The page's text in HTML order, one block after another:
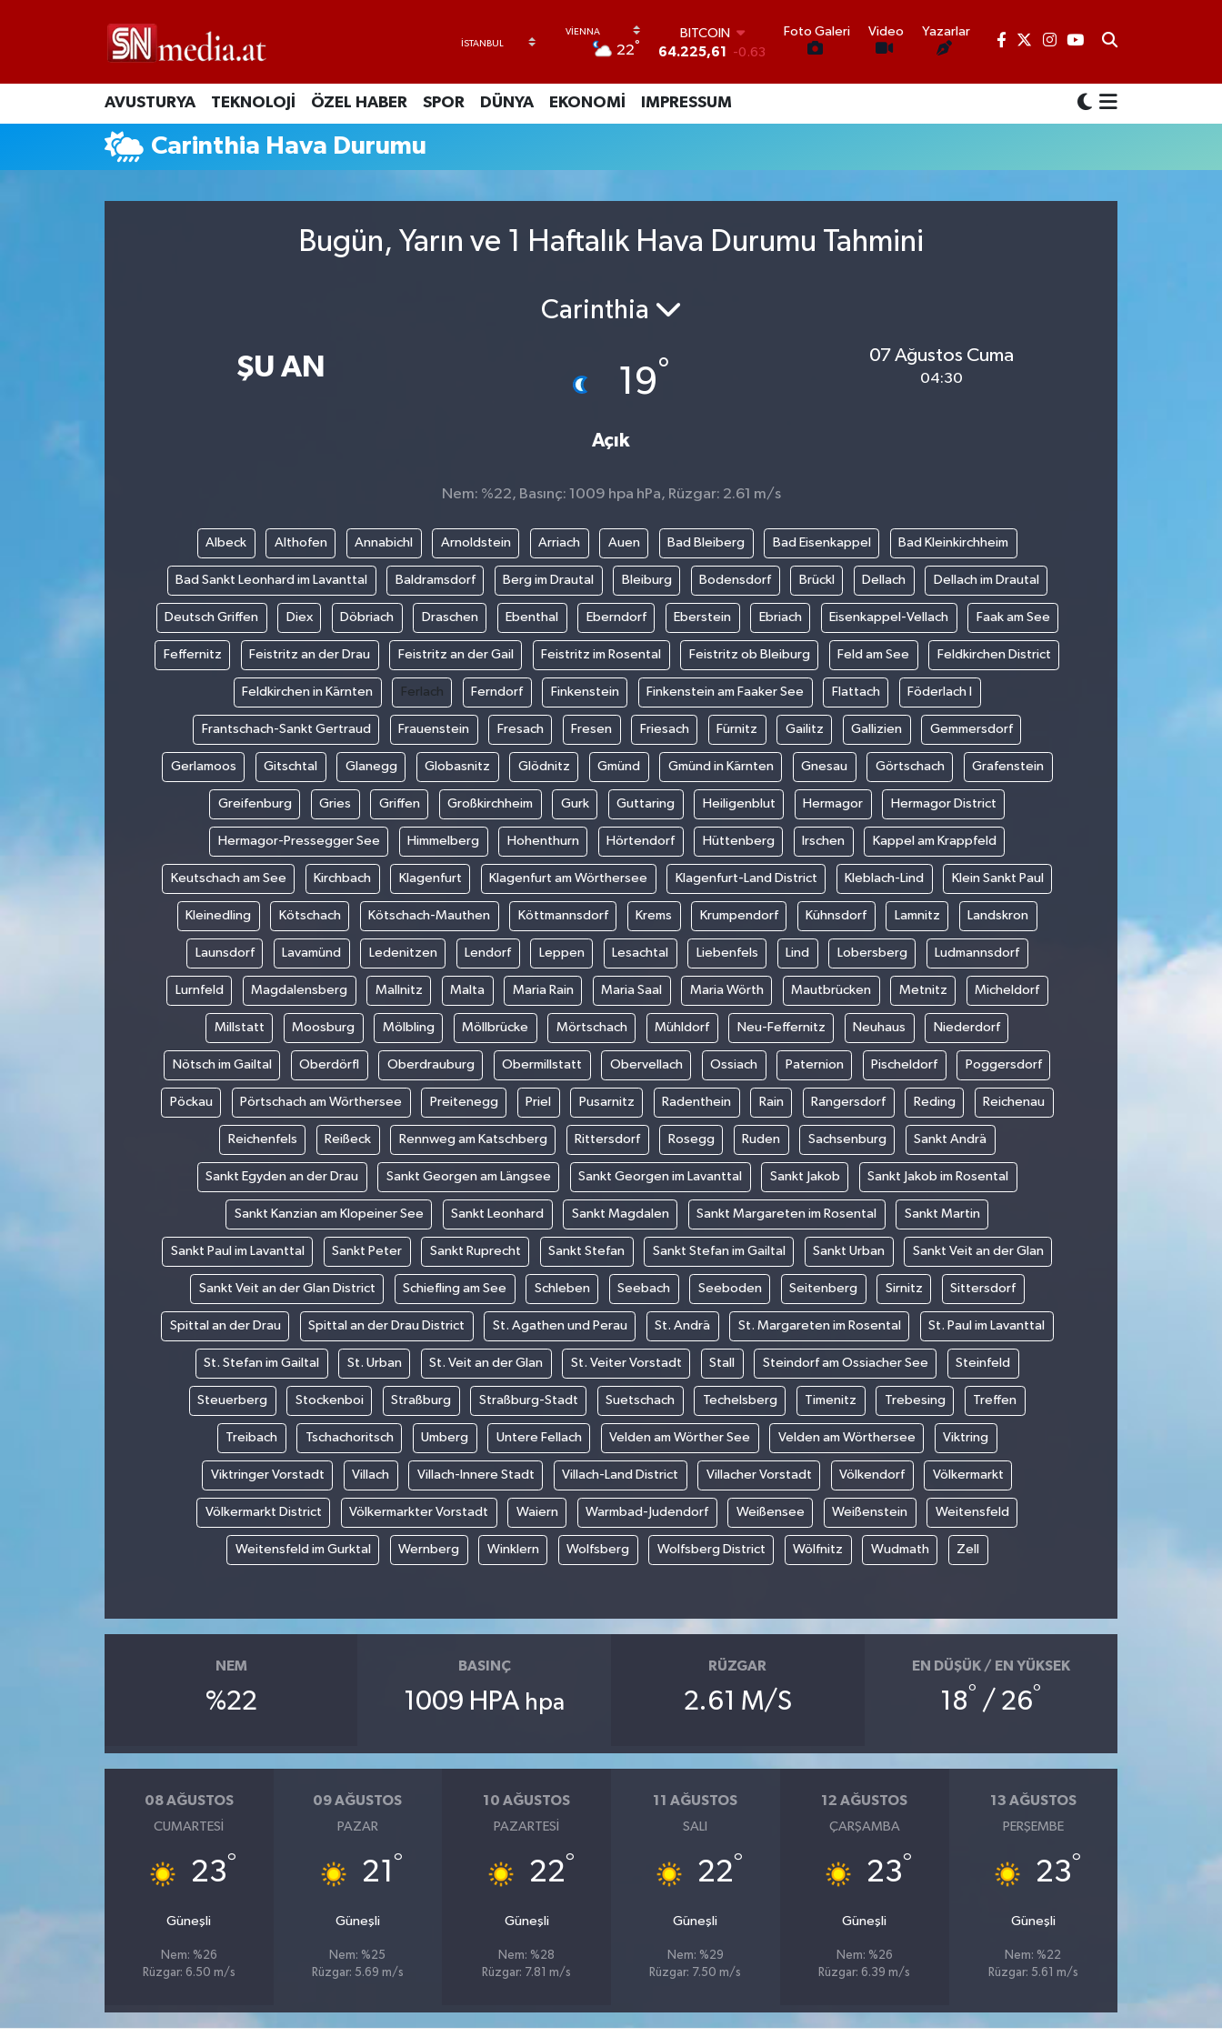
22°
BITCOIN
64.225,61
-0.63
EURO
6510.40 0.45
13.799
70
Foto Galeri Video Yazarlar
AVUSTURYA TEKNOLOJİ ÖZEL HABER SPOR DÜNYA EKONOMİ IMPRESSUM
Carinthia Hava Durumu
Bugün, Yarın ve 1 Haftalık Hava Durumu Tahmini
ŞU AN
Carinthia
19°
Açık
07 Ağustos Cuma
04:30
Nem: %22, Basınç: 1009 hpa hPa, Rüzgar: 2.61 m/s
Albeck Althofen Annabichl Arnoldstein Arriach Auen Bad Bleiberg Bad Eisenkappel Bad Kleinkirchheim
Bad Sankt Leonhard im Lavanttal Baldramsdorf Berg im Drautal Bleiburg Bodensdorf Brückl Dellach Dellach im Drautal
Deutsch Griffen Diex Döbriach Draschen Ebenthal Eberndorf Eberstein Ebriach Eisenkappel-Vellach Faak am See
Feffernitz Feistritz an der Drau Feistritz an der Gail Feistritz im Rosental Feistritz ob Bleiburg Feld am See Feldkirchen District
Feldkirchen in Kärnten Ferlach Ferndorf Finkenstein Finkenstein am Faaker See Flattach Föderlach I
Frantschach-Sankt Gertraud Frauenstein Fresach Fresen Friesach Fürnitz Gailitz Gallizien Gemmersdorf
Gerlamoos Gitschtal Glanegg Globasnitz Glödnitz Gmünd Gmünd in Kärnten Gnesau Görtschach Grafenstein
Greifenburg Gries Griffen Großkirchheim Gurk Guttaring Heiligenblut Hermagor Hermagor District
Hermagor-Pressegger See Himmelberg Hohenthurn Hörtendorf Hüttenberg Irschen Kappel am Krappfeld
Keutschach am See Kirchbach Klagenfurt Klagenfurt am Wörthersee Klagenfurt-Land District Kleblach-Lind Klein Sankt Paul
Kleinedling Kötschach Kötschach-Mauthen Köttmannsdorf Krems Krumpendorf Kühnsdorf Lamnitz Landskron
Launsdorf Lavamünd Ledenitzen Lendorf Leppen Lesachtal Liebenfels Lind Lobersberg Ludmannsdorf
Lurnfeld Magdalensberg Mallnitz Malta Maria Rain Maria Saal Maria Wörth Mautbrücken Metnitz Micheldorf
Millstatt Moosburg Mölbling Möllbrücke Mörtschach Mühldorf Neu-Feffernitz Neuhaus Niederdorf
Nötsch im Gailtal Oberdörfl Oberdrauburg Obermillstatt Obervellach Ossiach Paternion Pischeldorf Poggersdorf
Pöckau Pörtschach am Wörthersee Preitenegg Priel Pusarnitz Radenthein Rain Rangersdorf Reding Reichenau
Reichenfels Reißeck Rennweg am Katschberg Rittersdorf Rosegg Ruden Sachsenburg Sankt Andrä
Sankt Egyden an der Drau Sankt Georgen am Längsee Sankt Georgen im Lavanttal Sankt Jakob Sankt Jakob im Rosental
Sankt Kanzian am Klopeiner See Sankt Leonhard Sankt Magdalen Sankt Margareten im Rosental Sankt Martin
Sankt Paul im Lavanttal Sankt Peter Sankt Ruprecht Sankt Stefan Sankt Stefan im Gailtal Sankt Urban Sankt Veit an der Glan
Sankt Veit an der Glan District Schiefling am See Schleben Seebach Seeboden Seitenberg Sirnitz Sittersdorf
Spittal an der Drau Spittal an der Drau District St. Agathen und Perau St. Andrä St. Margareten im Rosental St. Paul im Lavanttal
St. Stefan im Gailtal St. Urban St. Veit an der Glan St. Veiter Vorstadt Stall Steindorf am Ossiacher See Steinfeld
Steuerberg Stockenboi Straßburg Straßburg-Stadt Suetschach Techelsberg Timenitz Trebesing Treffen
Treibach Tschachoritsch Umberg Untere Fellach Velden am Wörther See Velden am Wörthersee Viktring
Viktringer Vorstadt Villach Villach-Innere Stadt Villach-Land District Villacher Vorstadt Völkendorf Völkermarkt
Völkermarkt District Völkermarkter Vorstadt Waiern Warmbad-Judendorf Weißensee Weißenstein Weitensfeld
Weitensfeld im Gurktal Wernberg Winklern Wolfsberg Wolfsberg District Wölfnitz Wudmath Zell
NEM
%22
BASINÇ
1009 HPA hpa
RÜZGAR
2.61 M/S
EN DÜŞÜK / EN YÜKSEK
18° / 26°
08 AĞUSTOS
CUMARTESI
23°
Güneşli
Nem: %26
Rüzgar: 6.50 m/s
09 AĞUSTOS
PAZAR
21 °
Güneşli
Nem: %25
Rüzgar: 5.69 m/s
10 AĞUSTOS
PAZARTESI
22°
Güneşli
Nem: %28
Rüzgar: 7.81 m/s
11 AĞUSTOS
SALI
22°
Güneşli
Nem: %29
Rüzgar: 7.50 m/s
12 AĞUSTOS
ÇARŞAMBA
23°
Güneşli
Nem: %26
Rüzgar: 6.39 m/s
13 AĞUSTOS
PERŞEMBE
23°
Güneşli
Nem: %22
Rüzgar: 5.61 m/s